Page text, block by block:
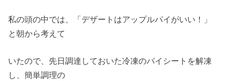
私の頭の中では、「デザートはアップルパイがいい！」
と朝から考えて
いたので、先日調達しておいた冷凍のパイシートを解凍
し、簡単調理の